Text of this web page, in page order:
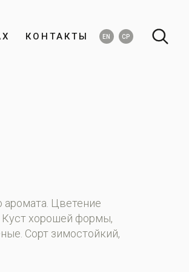
КОНТАКТЫ EN СР
аромата. Цветение
Куст хорошей формы,
Сорт зимостойкий,